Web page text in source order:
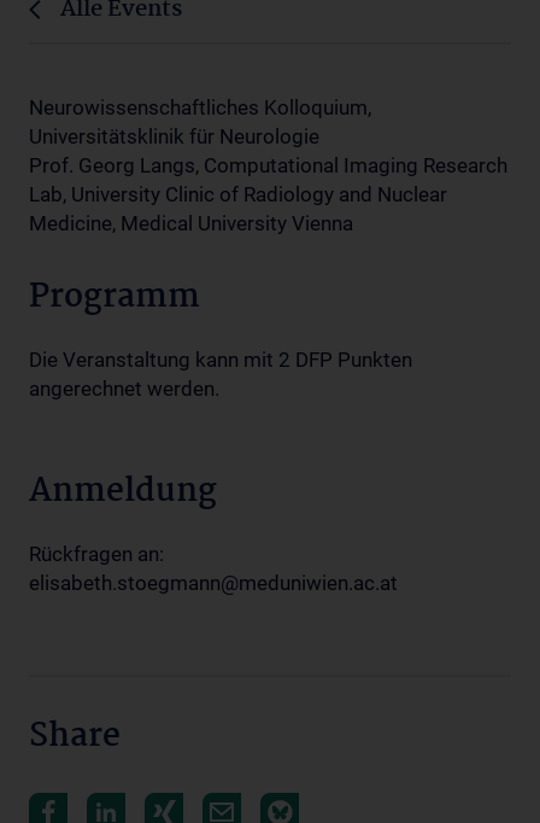
Alle Events
Neurowissenschaftliches Kolloquium,
Universitätsklinik für Neurologie
Prof. Georg Langs, Computational Imaging Research
Lab, University Clinic of Radiology and Nuclear
Medicine, Medical University Vienna
Programm
Die Veranstaltung kann mit 2 DFP Punkten
angerechnet werden.
Anmeldung
Rückfragen an:
elisabeth.stoegmann@meduniwien.ac.at
Share